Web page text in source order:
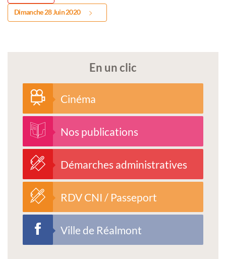
Dimanche 28 Juin 2020
En un clic
Cinéma
Nos publications
Démarches administratives
RDV CNI / Passeport
Ville de Réalmont